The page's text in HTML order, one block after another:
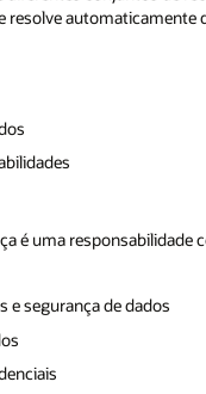
resolve
é uma
e segurança de dados